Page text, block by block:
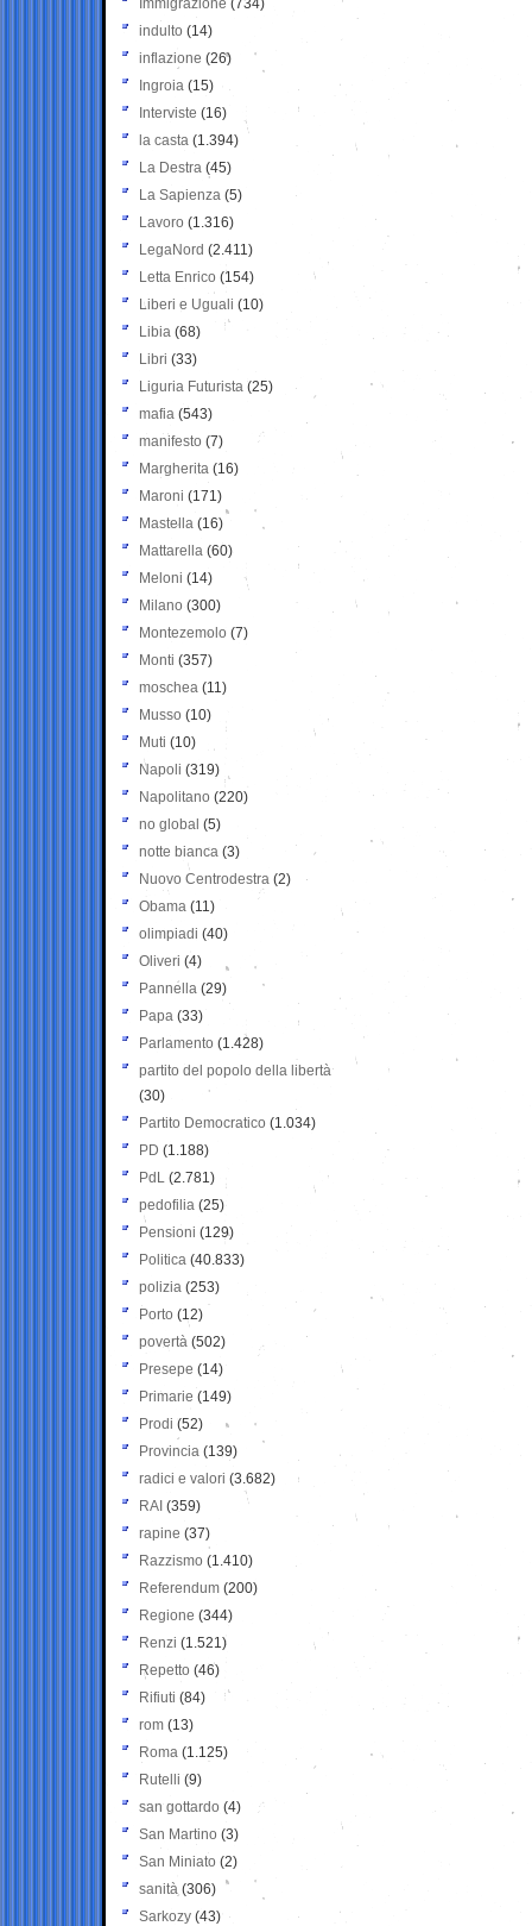
Immigrazione (734)
indulto (14)
inflazione (26)
Ingroia (15)
Interviste (16)
la casta (1.394)
La Destra (45)
La Sapienza (5)
Lavoro (1.316)
LegaNord (2.411)
Letta Enrico (154)
Liberi e Uguali (10)
Libia (68)
Libri (33)
Liguria Futurista (25)
mafia (543)
manifesto (7)
Margherita (16)
Maroni (171)
Mastella (16)
Mattarella (60)
Meloni (14)
Milano (300)
Montezemolo (7)
Monti (357)
moschea (11)
Musso (10)
Muti (10)
Napoli (319)
Napolitano (220)
no global (5)
notte bianca (3)
Nuovo Centrodestra (2)
Obama (11)
olimpiadi (40)
Oliveri (4)
Pannella (29)
Papa (33)
Parlamento (1.428)
partito del popolo della libertà
(30)
Partito Democratico (1.034)
PD (1.188)
PdL (2.781)
pedofilia (25)
Pensioni (129)
Politica (40.833)
polizia (253)
Porto (12)
povertà (502)
Presepe (14)
Primarie (149)
Prodi (52)
Provincia (139)
radici e valori (3.682)
RAI (359)
rapine (37)
Razzismo (1.410)
Referendum (200)
Regione (344)
Renzi (1.521)
Repetto (46)
Rifiuti (84)
rom (13)
Roma (1.125)
Rutelli (9)
san gottardo (4)
San Martino (3)
San Miniato (2)
sanità (306)
Sarkozy (43)